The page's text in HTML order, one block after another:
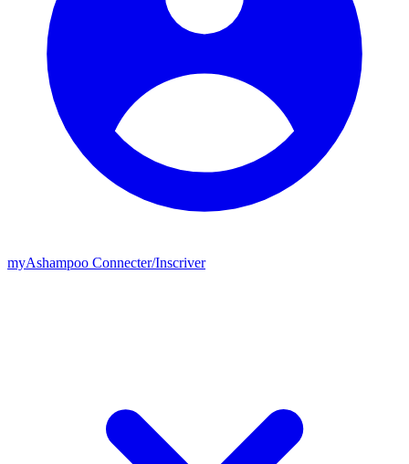
myAshampoo Connecter/Inscriver